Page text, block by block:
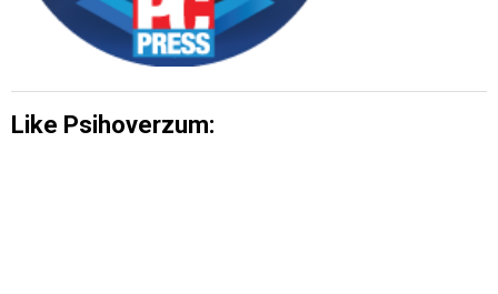
Like Psihoverzum: